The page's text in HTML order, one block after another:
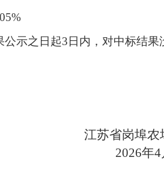
%
公示之日起3日内，对中标结
江苏省岗埠农
2026年4